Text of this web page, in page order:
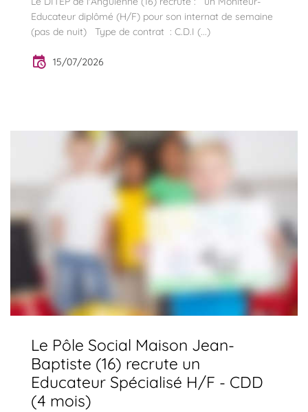
Educateur diplômé (H/F) pour son internat de semaine
(pas de nuit) Type de contrat : C.D.I (...)
15/07/2026
Le Pôle Social Maison Jean-
Baptiste (16) recrute un
Educateur Spécialisé H/F - CDD
(4 mois)